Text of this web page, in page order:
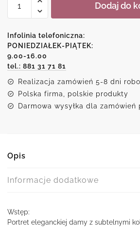
Portret
damy
z
subtelnymi
kolczykami
Dodaj do
Infolinia telefoniczna:
PONIEDZIAŁEK-PIĄTEK:
9.00-16.00
tel.: 881 31 71 81
Realizacja zamówień 5-8 dni
Polska firma, polskie produkty
Darmowa wysyłka dla zamówień
Opis
Informacje dodatkowe
Wstęp:
Portret eleganckiej damy z subtelnymi